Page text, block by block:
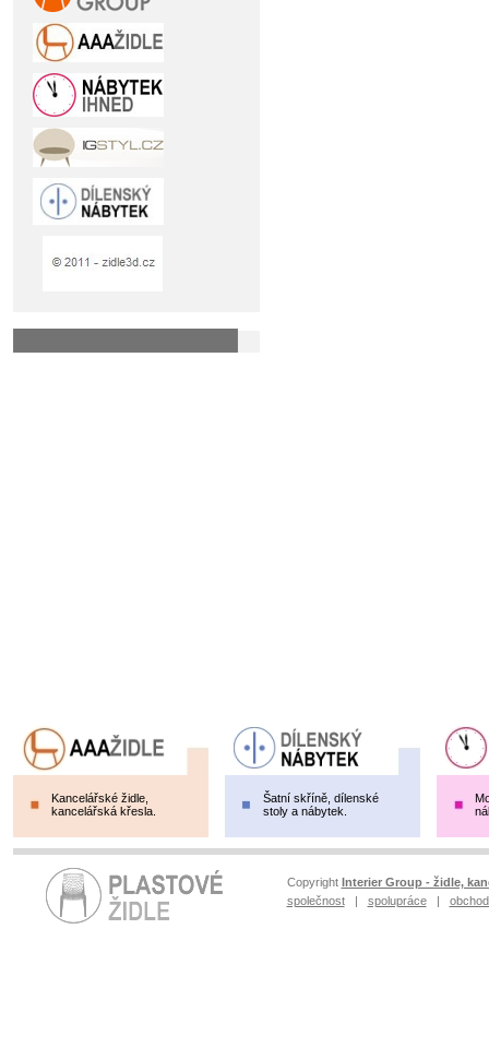
Kancelářské židle,
kancelářská křesla.
Šatní skříně, dílenské
stoly a nábytek.
Copyright Interier Group - židle,
společnost| spolupráce|